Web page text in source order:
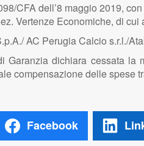
CFA dell’8 maggio 2019,
Vertenze Economiche, di
AC Perugia Calcio s.r.l./
Garanzia dichiara cessata la
compensazione delle spese
Facebook